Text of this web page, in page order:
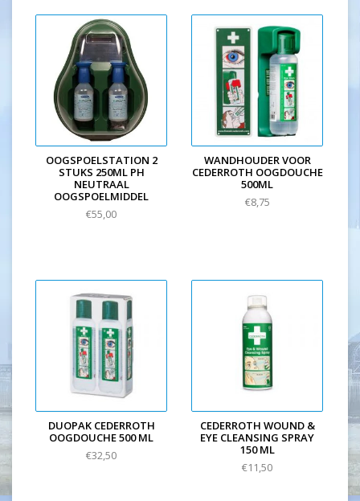
OOGSPOELSTATION 2
STUKS 250ML PH
NEUTRAAL
OOGSPOELMIDDEL
€55,00
WANDHOUDER VOOR
CEDERROTH OOGDOUCHE
500ML
€8,75
DUOPAK CEDERROTH
OOGDOUCHE 500 ML
€32,50
CEDERROTH WOUND &
EYE CLEANSING SPRAY
150 ML
€11,50